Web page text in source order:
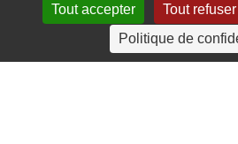
4 rue Crec’h-Ugen
22810 Belle Isle en Terre
Tout accepter
Tout refuser
Politique de